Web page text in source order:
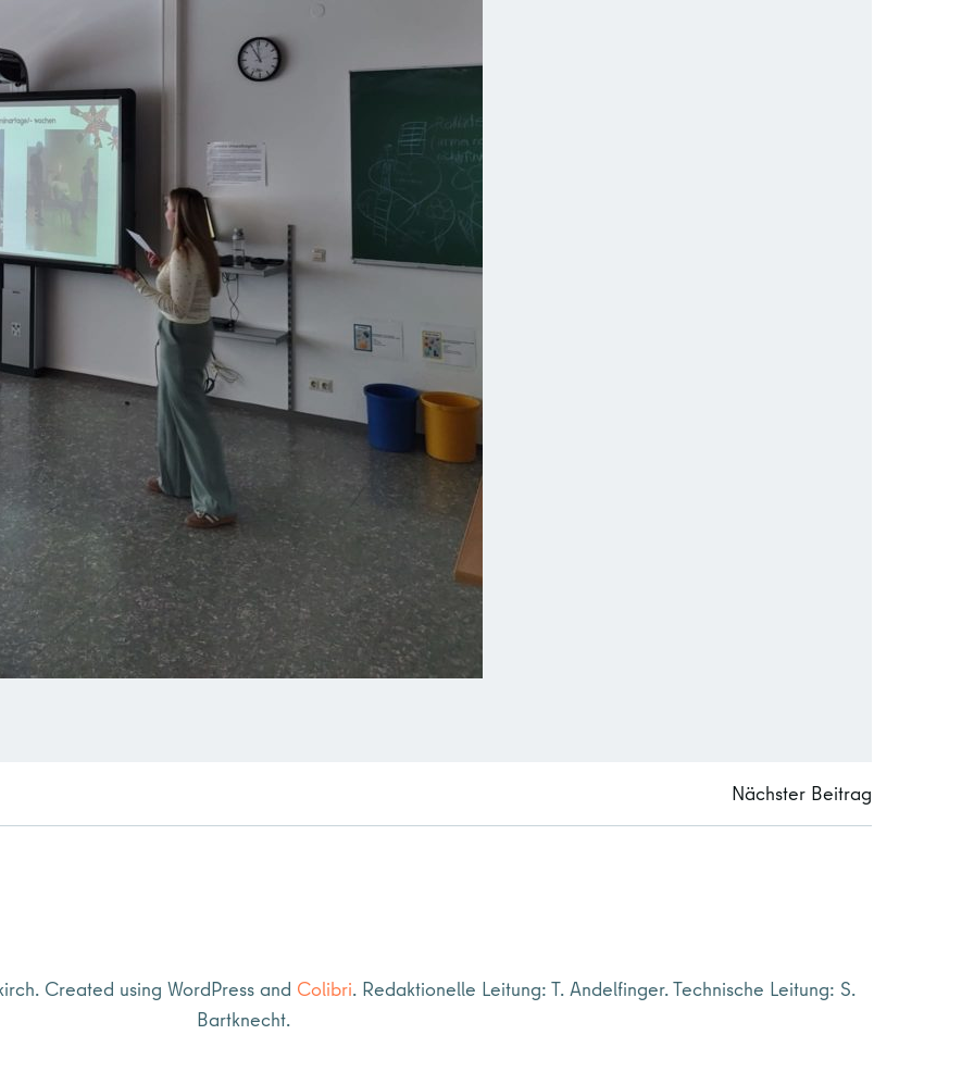
Post
Nächster Beitrag
Created using WordPress and Colibri. Redaktionelle Leitung: T. Andelfinger. Technische Leitung: S.
Bartknecht.